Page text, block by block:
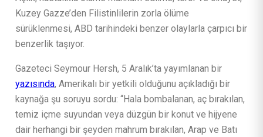
Kuzey Gazze’den Filistinlilerin zorla ölüme
sürüklenmesi, ABD tarihindeki benzer olaylarla çarpıcı bir
benzerlik taşıyor.
Gazeteci Seymour Hersh, 5 Aralık’ta yayımlanan bir
yazısında, Amerikalı bir yetkili olduğunu açıkladığı bir
kaynağa şu soruyu sordu: “Hala bombalanan, aç bırakılan,
temiz içme suyundan veya düzgün bir konut ve hijyene
dair herhangi bir şeyden mahrum bırakılan, Arap ve Batı